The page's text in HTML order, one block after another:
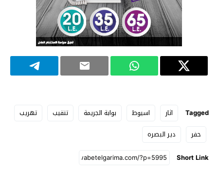
Tagged اثار اسيوط بوابة الجريمة تنقيب
تهريب
حفر
دير البصره
Short Link